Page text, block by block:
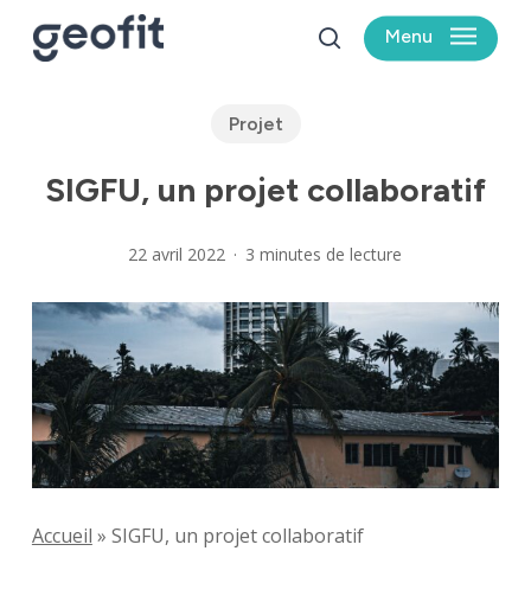
search
Menu
Projet
SIGFU, un projet collaboratif
22 avril 2022 3 minutes de lecture
Accueil » SIGFU, un projet collaboratif